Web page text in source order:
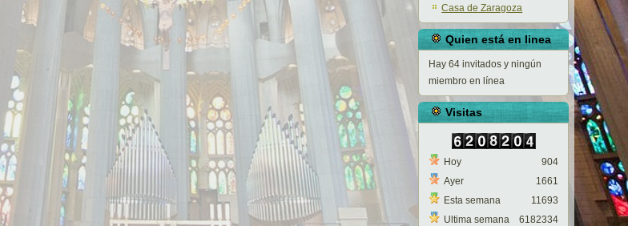
Casa de Zaragoza
Quien está en linea
Hay 64 invitados y ningún
miembro en línea
Visitas
Hoy
Ayer
Esta semana
Ultima semana
904
1661
11693
6182334